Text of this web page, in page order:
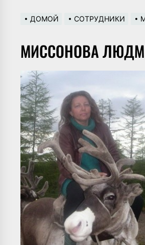
ДОМОЙ СОТРУДНИКИ
МИССОНОВА